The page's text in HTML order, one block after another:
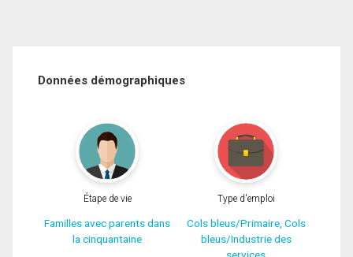
Données démographiques
Étape de vie
Familles avec parents dans
la cinquantaine
Type d'emploi
Cols bleus/Primaire, Cols
bleus/Industrie des
services